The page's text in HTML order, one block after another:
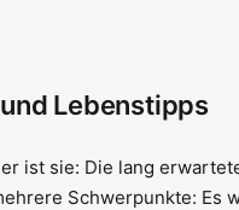
Lebenstipps
ist sie: Die lang
Schwerpunkte: Es